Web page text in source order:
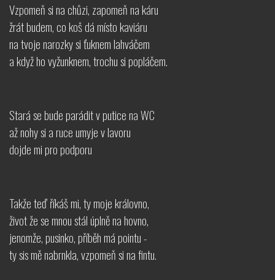
Vzpomeň si na chůzi, zapomeň na káru
žrát budem, co koš dá místo kaviáru
na tvoje narozky si ťuknem lahváčem
a když ho vyžunknem, trochu si popláčem.
Stará se bude parádit v putice na WC
až nohy si a ruce umyje v lavoru
dojde mi pro podporu
Takže teď říkáš mi, ty moje královno,
život že se mnou stál úplně na hovno,
jenomže, pusinko, příběh má pointu -
ty sis mě nabrnkla, vzpomeň si na fintu.